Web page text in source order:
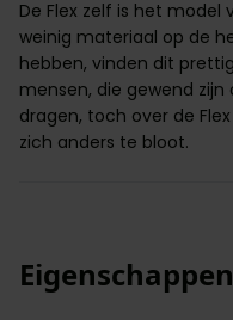
De Flex zelf is het model
weinig materiaal op de
hebben, vinden dit
mensen, die gewend
dragen, toch over de
zich anders te bloot.